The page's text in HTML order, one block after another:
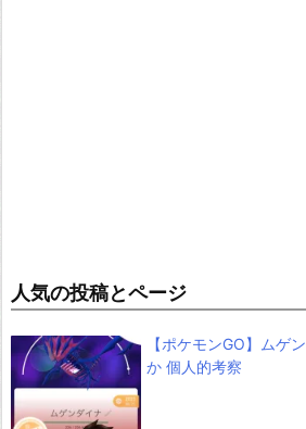
人気の投稿とページ
【ポケモンGO】ムゲ
か 個人的考察